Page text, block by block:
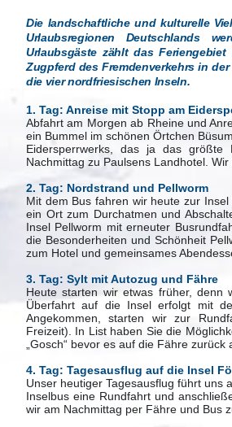
Die landschaftliche und kulturelle
Urlaubsregionen Deutschlands
Urlaubsgäste zählt das
Zugpferd des Fremdenverkehrs in
die vier nordfriesischen Inseln.
1. Tag: Anreise mit Stopp am
Abfahrt am Morgen ab Rheine und
ein Bummel im schönen Örtchen
Eidersperrwerks, das ja das größte
Nachmittag zu Paulsens Landhotel.
2. Tag: Nordstrand und Pellworm
Mit dem Bus fahren wir heute zur
ein Ort zum Durchatmen und
Insel Pellworm mit erneuter
die Besonderheiten und Schönheit
zum Hotel und gemeinsames
3. Tag: Sylt mit Autozug und Fähre
Heute starten wir etwas früher, denn
Überfahrt auf die Insel erfolgt mit
Angekommen, starten wir zur
Freizeit). In List haben Sie die
„Gosch“ bevor es auf die Fähre
4. Tag: Tagesausflug auf die Insel
Unser heutiger Tagesausflug führt uns
Inselbus eine Rundfahrt und
wir am Nachmittag per Fähre und Bus